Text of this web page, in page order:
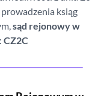
ksiąg
sąd rejonowyw
CZ2C